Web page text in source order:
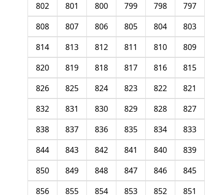
797
798
799
800
801
802
803
804
805
806
807
808
809
810
811
812
813
814
815
816
817
818
819
820
821
822
823
824
825
826
827
828
829
830
831
832
833
834
835
836
837
838
839
840
841
842
843
844
845
846
847
848
849
850
851
852
853
854
855
856